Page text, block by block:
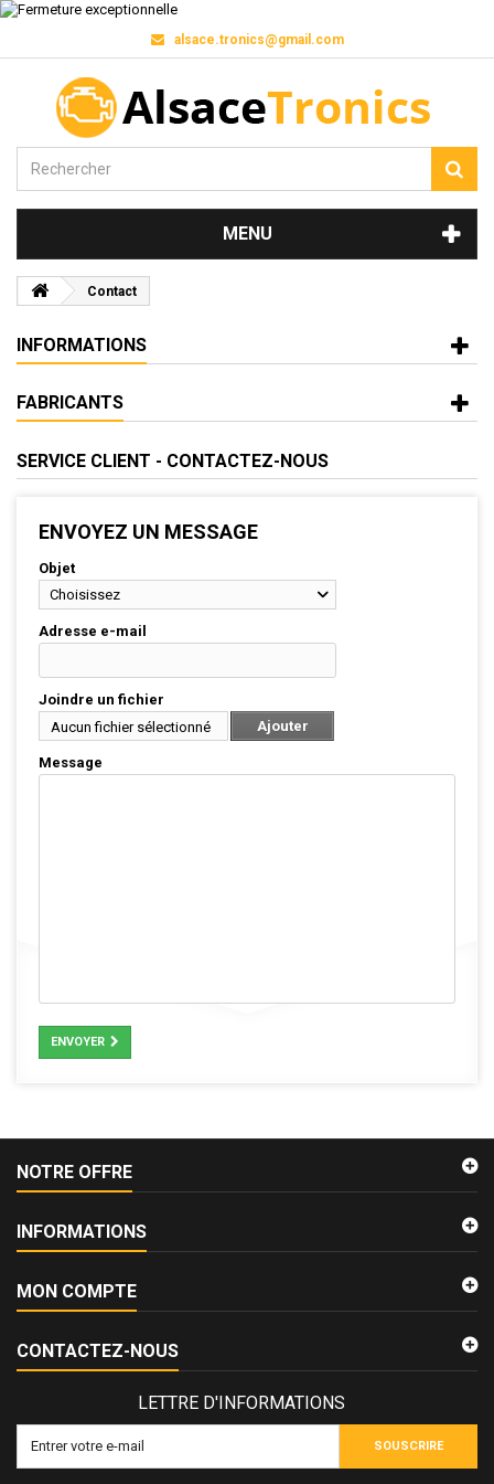
alsace.tronics@gmail.com
MENU
Contact
INFORMATIONS
FABRICANTS
SERVICE CLIENT - CONTACTEZ-NOUS
ENVOYEZ UN MESSAGE
Objet
Choisissez
Adresse e-mail
Joindre un fichier
Aucun fichier sélectionné
Ajouter
Message
ENVOYER
NOTRE OFFRE
INFORMATIONS
MON COMPTE
CONTACTEZ-NOUS
LETTRE D'INFORMATIONS
SOUSCRIRE